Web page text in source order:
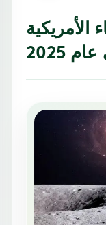
الأمريكية
2025